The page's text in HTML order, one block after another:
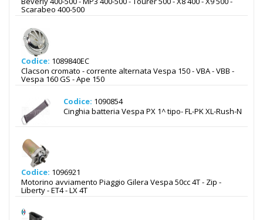
Scarabeo 400-500
Codice: 1089840EC
Clacson cromato - corrente alternata Vespa 150 - VBA - VBB -
Vespa 160 GS - Ape 150
Codice: 1090854
Cinghia batteria Vespa PX 1^ tipo- FL-PK XL-Rush-N
Codice: 1096921
Motorino avviamento Piaggio Gilera Vespa 50cc 4T - Zip -
Liberty - ET4 - LX 4T